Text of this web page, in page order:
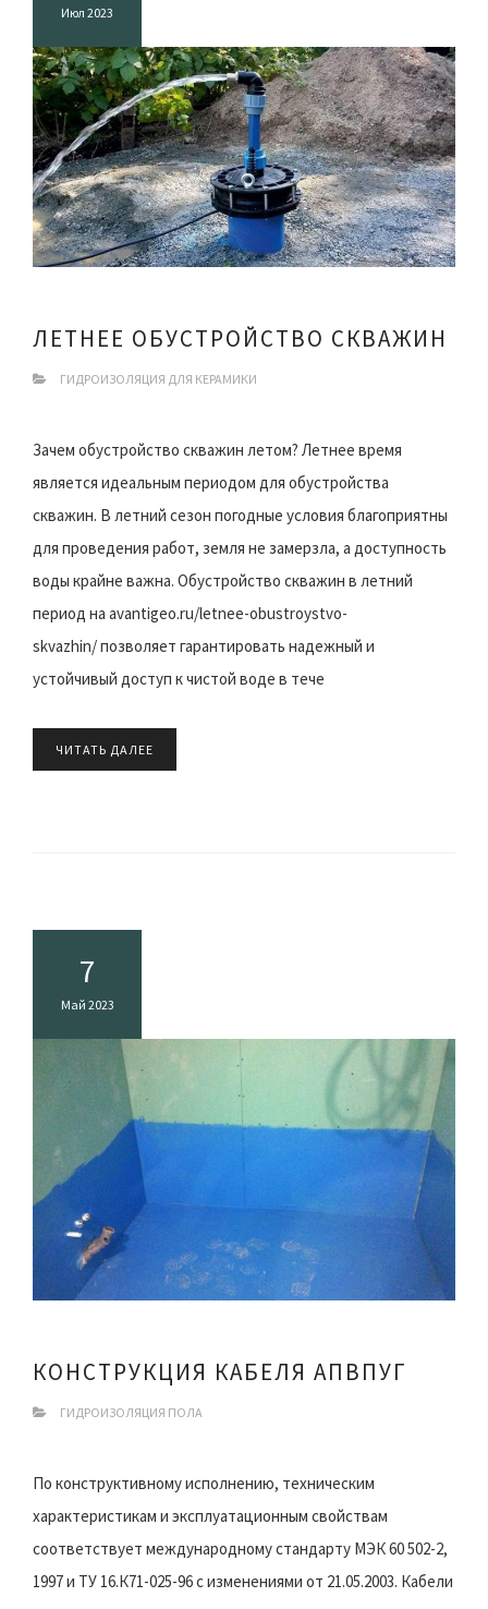
Июл 2023
ЛЕТНЕЕ ОБУСТРОЙСТВО СКВАЖИН
ГИДРОИЗОЛЯЦИЯ ДЛЯ КЕРАМИКИ
Зачем обустройство скважин летом? Летнее время
является идеальным периодом для обустройства
скважин. В летний сезон погодные условия благоприятны
для проведения работ, земля не замерзла, а доступность
воды крайне важна. Обустройство скважин в летний
период на avantigeo.ru/letnee-obustroystvo-
skvazhin/ позволяет гарантировать надежный и
устойчивый доступ к чистой воде в тече
ЧИТАТЬ ДАЛЕЕ
7
Май 2023
КОНСТРУКЦИЯ КАБЕЛЯ АПВПУГ
ГИДРОИЗОЛЯЦИЯ ПОЛА
По конструктивному исполнению, техническим
характеристикам и эксплуатационным свойствам
соответствует международному стандарту МЭК 60 502-2,
1997 и ТУ 16.К71-025-96 с изменениями от 21.05.2003. Кабели